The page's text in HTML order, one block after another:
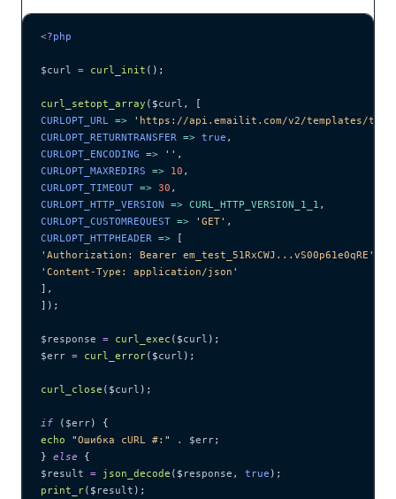
<?php
$curl = curl_init ();
curl_setopt_array ($curl ,
[
CURLOPT_URL => ' https://api.emailit.com/v2/templates/
CURLOPT_RETURNTRANSFER => true ,
CURLOPT_ENCODING => '' ,
CURLOPT_MAXREDIRS => 10 ,
CURLOPT_TIMEOUT => 30 ,
CURLOPT_HTTP_VERSION => CURL_HTTP_VERSION_1_1 ,
CURLOPT_CUSTOMREQUEST => ' GET' ,
CURLOPT_HTTPHEADER => [
' Authorization: Bearer em_test_51RxCWJ...vS00p61e0qRE '
' Content-Type: application/json '
],
]);
$response = curl_exec ($curl );
$err = curl_error($curl );
curl_close ($curl );
if ( $err) {
echo "Ошибка cURL #: " . $err;
} else {
$result = json_decode ($ response , true );
print_r($ result );